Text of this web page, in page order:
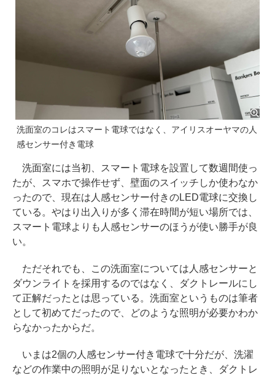
洗面室のコレはスマート電球ではなく、アイリスオーヤマの人
感センサー付き電球
洗面室には当初、スマート電球を設置して数週間使っ
たが、スマホで操作せず、壁面のスイッチしか使わなか
ったので、現在は人感センサー付きのLED電球に交換し
ている。やはり出入りが多く滞在時間が短い場所では、
スマート電球よりも人感センサーのほうが使い勝手が良
い。
ただそれでも、この洗面室については人感センサーと
ダウンライトを採用するのではなく、ダクトレールにし
て正解だったとは思っている。洗面室というものは筆者
として初めてだったので、どのような照明が必要かわか
らなかったからだ。
いまは2個の人感センサー付き電球で十分だが、洗濯
などの作業中の照明が足りないとなったとき、ダクトレ